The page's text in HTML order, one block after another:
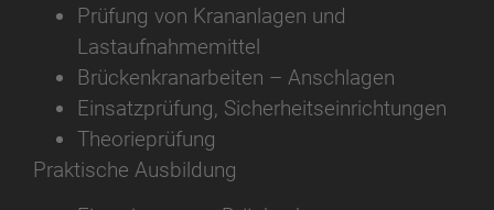
Prüfung von Krananlagen und
Lastaufnahmemittel
Brückenkranarbeiten – Anschlagen
Einsatzprüfung, Sicherheitseinrichtungen
Theorieprüfung
Praktische Ausbildung